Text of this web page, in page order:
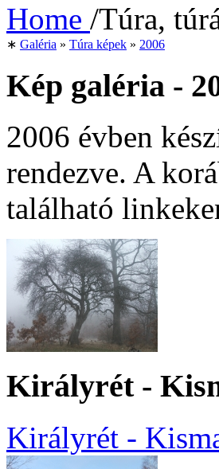
Home /Túra,
∗ Galéria » Túra képek » 2006
Kép galéria -
2006 évben
rendezve. A
található
Királyrét -
Királyrét -